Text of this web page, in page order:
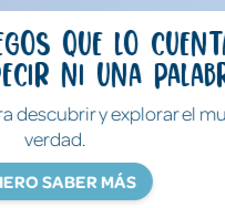
lo cuentan
una palabra
y explorar el mundo de
MÁS